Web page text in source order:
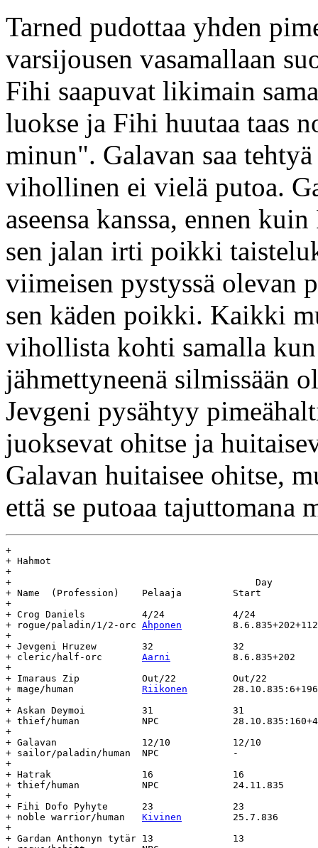
Tarned pudottaa yhden
varsijousen vasamallaan
Fihi saapuvat likimain
luokse ja Fihi huutaa taas
minun". Galavan saa
vihollinen ei vielä putoa.
aseensa kanssa, ennen
sen jalan irti poikki
viimeisen pystyssä olevan
sen käden poikki. Kaikki
vihollista kohti samalla
jähmettyneenä silmissään
Jevgeni pysähtyy
juoksevat ohitse ja
Galavan huitaisee ohitse,
että se putoaa tajuttomana
+
+ Hahmot
+
+					    Day				Age
+ Name	(Profession)	Pelaaja		Start		End		(days)
+
+ Crog Daniels		4/24		4/24
Ahponen
+
+ Jevgeni Hruzew	32		32
Aarni
+
+ Imaraus Zip		Out/22		Out/22
Riikonen
+
+ Askan Deymoi		31		31
+ thief/human		NPC		28.10.835:160+42-		-
+
+ Galavan		12/10		12/10
+ sailor/paladin/human	NPC		-		-		-
+
+ Hatrak		16		16
+ thief/human		NPC		24.11.835	-		-
+
+ Fihi Dofo Pyhyte	23		23
Kivinen
+
+ Gardan Anthonyn tytär	13		13